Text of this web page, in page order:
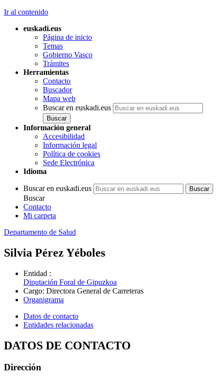
Ir al contenido
euskadi.eus
Página de inicio
Temas
Gobierno Vasco
Trámites
Herramientas
Contacto
Buscador
Mapa web
Buscar en euskadi.eus
Información general
Accesibilidad
Información legal
Política de cookies
Sede Electrónica
Idioma
Buscar en euskadi.eus
Buscar
Contacto
Mi carpeta
Departamento de Salud
Silvia Pérez Yéboles
Entidad :
Diputación Foral de Gipuzkoa
Cargo: Directora General de Carreteras
Organigrama
Datos de contacto
Entidades relacionadas
DATOS DE CONTACTO
Dirección